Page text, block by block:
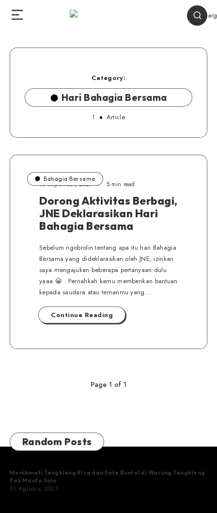
Category:
Hari Bahagia Bersama
1 Article
Bahagia Bersama
10 September, 2021 5 min read
Dorong Aktivitas Berbagi,
JNE Deklarasikan Hari
Bahagia Bersama
Sebelum ngobrolin tentang apa itu hari Bahagia
Bersama yang dideklarasikan oleh JNE, izinkan
saya mengajukan beberapa pertanyaan dulu
yaaa 😀 . Pernahkah kamu memberikan bantuan
kepada saudara atau temanmu yang…
Continue Reading
Page 1 of 1
Random Posts
Menikmati Tengkleng Rica dan Sate Buntel di Warung Tengkleng
Pak Manto Solo
21 Agustus, 2023